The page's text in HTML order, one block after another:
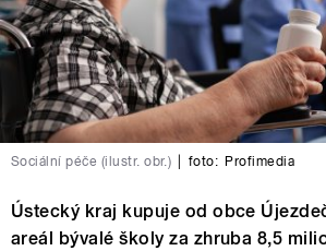
Sociální péče (ilustr. obr.) foto: Profimedia
Ústecký kraj kupuje od obce
areál bývalé školy za zhruba 8,5